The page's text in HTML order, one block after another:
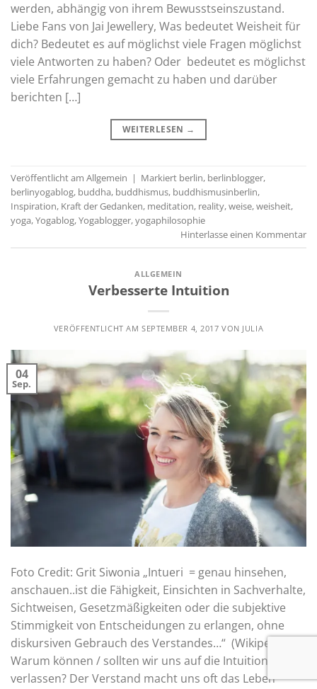
werden, abhängig von ihrem Bewusstseinszustand.
Liebe Fans von Jai Jewellery, Was bedeutet Weisheit für
dich? Bedeutet es auf möglichst viele Fragen möglichst
viele Antworten zu haben? Oder bedeutet es möglichst
viele Erfahrungen gemacht zu haben und darüber
berichten […]
WEITERLESEN →
Veröffentlicht am Allgemein | Markiert berlin, berlinblogger,
berlinyogablog, buddha, buddhismus, buddhismusinberlin,
Inspiration, Kraft der Gedanken, meditation, reality,weise,weisheit,
yoga,Yogablog,Yogablogger,yogaphilosophie
Hinterlasse einen Kommentar
ALLGEMEIN
Verbesserte Intuition
VERÖFFENTLICHT AM SEPTEMBER 4, 2017 VON JULIA
04
Sep.
Foto Credit: Grit Siwonia „Intueri = genau hinsehen,
anschauen..ist die Fähigkeit, Einsichten in Sachverhalte,
Sichtweisen, Gesetzmäßigkeiten oder die subjektive
Stimmigkeit von Entscheidungen zu erlangen, ohne
diskursiven Gebrauch des Verstandes…“ (Wikipedia)
Warum können / sollten wir uns auf die Intuition
verlassen? Der Verstand macht uns oft das Leben